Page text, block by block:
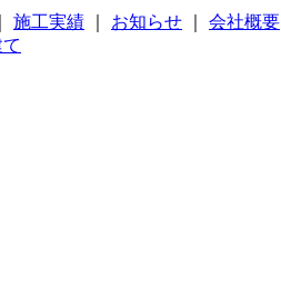
施工実績 お知らせ 会社概要